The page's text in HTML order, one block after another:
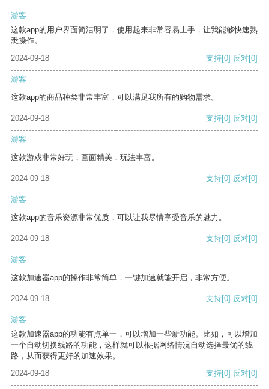
游客
这款app的用户界面简洁明了，使用起来非常容易上手，让我能够快速熟
悉操作。
2024-09-18
支持[0] 反对[0]
游客
这款app的商品种类非常丰富，可以满足我所有的购物需求。
2024-09-18 支持[0] 反对[0]
游客
这款游戏非常好玩，画面精美，玩法丰富。
2024-09-18 支持[0] 反对[0]
游客
这款app的音乐资源非常优质，可以让我尽情享受音乐的魅力。
2024-09-18 支持[0] 反对[0]
游客
这款加速器app的操作非常简单，一键加速就能开启，非常方便。
2024-09-18 支持[0] 反对[0]
游客
这款加速器app的功能有点单一，可以增加一些新功能。比如，可以增加
一个自动切换线路的功能，这样就可以根据网络情况自动选择最优的线
路，从而获得更好的加速效果。
2024-09-18
支持[0] 反对[0]